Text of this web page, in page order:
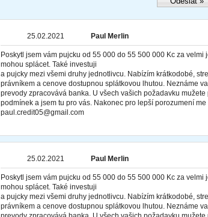
25.02.2021 Paul Merlin
Poskytl jsem vám pujcku od 55 000 do 55 500 000 Kc za
mohou splácet. Také investuji
a pujcky mezi všemi druhy jednotlivcu. Nabízím krátkodobé,
právníkem a cenove dostupnou splátkovou lhutou. Neznáme
prevody zpracovává banka. U všech vašich požadavku
podmínek a jsem tu pro vás. Nakonec pro lepší porozumení
paul.credit05@gmail.com
25.02.2021 Paul Merlin
Poskytl jsem vám pujcku od 55 000 do 55 500 000 Kc za
mohou splácet. Také investuji
a pujcky mezi všemi druhy jednotlivcu. Nabízím krátkodobé,
právníkem a cenove dostupnou splátkovou lhutou. Neznáme